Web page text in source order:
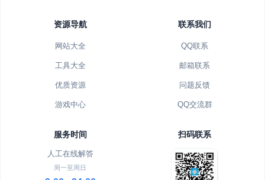
资源导航
网站大全
工具大全
优质资源
游戏中心
联系我们
QQ联系
邮箱联系
问题反馈
QQ交流群
服务时间
人工在线解答
周一至周日
扫码联系